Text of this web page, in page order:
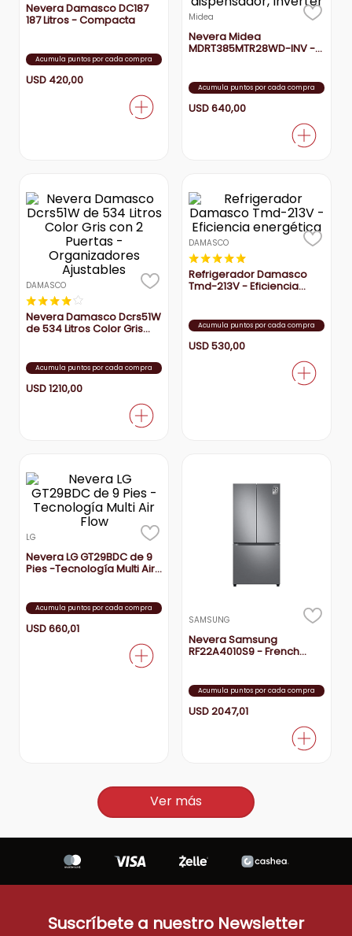
Nevera Damasco DC187
187 Litros - Compacta
Acumula puntos por cada compra
USD 420,00
Midea
Nevera Midea
MDRT385MTR28WD-INV -
Acumula puntos por cada compra
USD640,00
★★★★☆
DAMASCO
Nevera Damasco Dcrs51W
de 534 Litros Color Gris
Acumula puntos por cada compra
USD1210,00
★★★★★
DAMASCO
Refrigerador Damasco
Tmd-213V - Eficiencia
Acumula puntos por cada compra
USD530,00
LG
Nevera LG GT29BDC de 9
Pies -Tecnología Multi Air
Acumula puntos por cada compra
USD660,01
SAMSUNG
Nevera Samsung
RF22A4010S9 - French
Acumula puntos por cada compra
USD2047,01
Ver más
Suscríbete a nuestro Newsletter